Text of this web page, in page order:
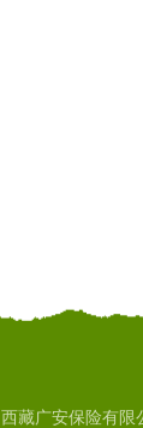
西藏广安保险有限